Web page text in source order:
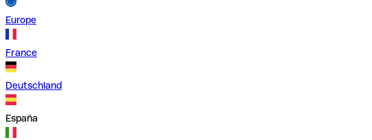
Europe
France
Deutschland
España